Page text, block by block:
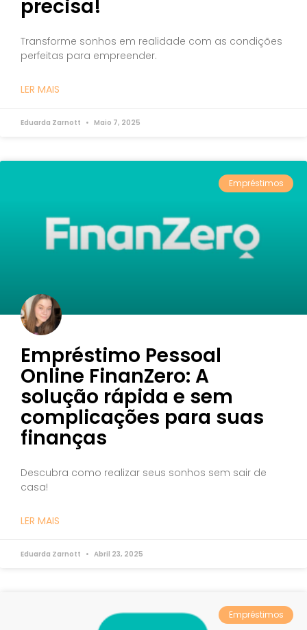
precisa!
Transforme sonhos em realidade com as condições
perfeitas para empreender.
LER MAIS
Eduarda Zarnott Maio 7, 2025
Empréstimos
Empréstimo Pessoal
Online FinanZero: A
solução rápida e sem
complicações para suas
finanças
Descubra como realizar seus sonhos sem sair de
casa!
LER MAIS
Eduarda Zarnott Abril 23, 2025
Empréstimos